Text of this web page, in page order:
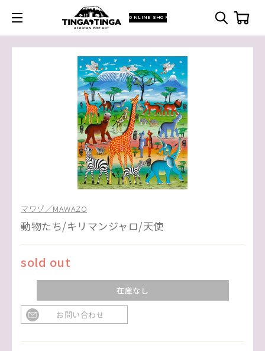
ONLINE SHOP
マワゾ／MAWAZO
動物たち/キリマンジャロ/天使
sold out
在庫なし
お問い合わせ